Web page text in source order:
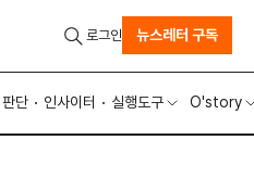
단 인사이터 실행도구 O'story
로그인 뉴스레터 구독